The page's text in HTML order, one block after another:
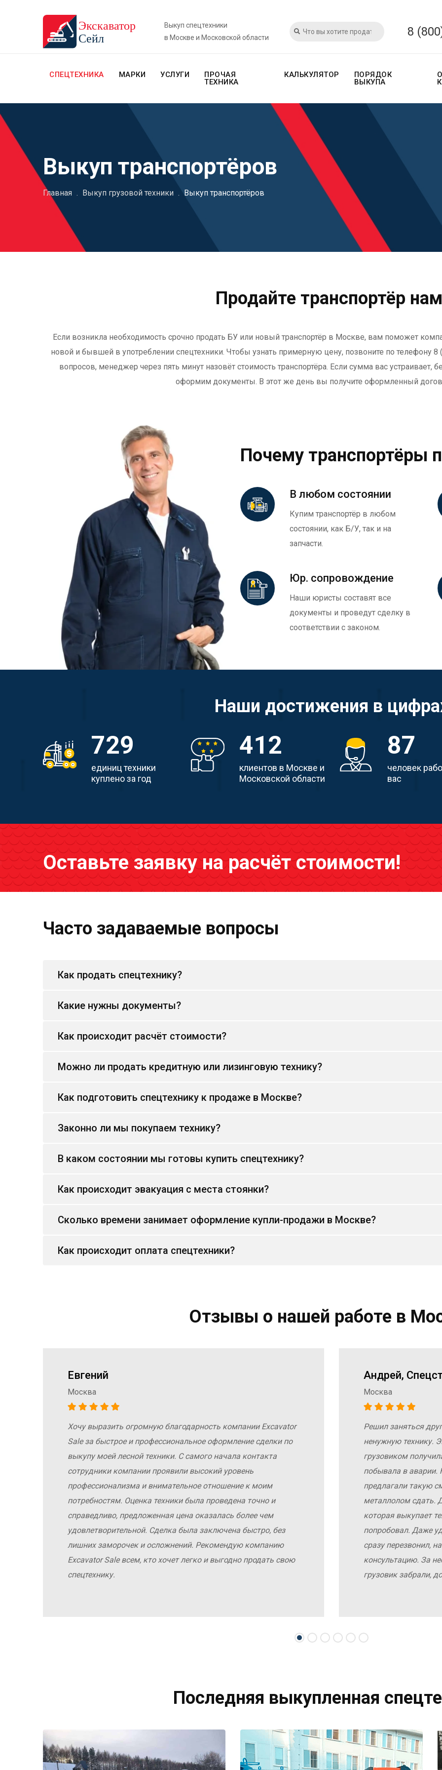
Выкуп спецтехники
в Москве и Московской области
8
СПЕЦТЕХНИКА МАРКИ УСЛУГИ
ПРОЧАЯ
ТЕХНИКА
КАЛЬКУЛЯТОР
ПОРЯДОК
ВЫКУПА
Выкуп транспортёров
Главная . Выкуп грузовой техники . Выкуп транспортёров
Продайте транспортёр
Если возникла необходимость срочно продать БУ или новый транспортёр в Москве, вам поможет
новой и бывшей в употреблении спецтехники. Чтобы узнать примерную цену, позвоните по телефону
вопросов, менеджер через пять минут назовёт стоимость транспортёра. Если сумма вас устраивает,
оформим документы. В этот же день вы получите оформленный
Почему транспортёры
В любом состоянии
Купим транспортёр в любом
состоянии, как Б/У, так и на
запчасти.
Юр. сопровождение
Наши юристы составят все
документы и проведут сделку в
соответствии с законом.
Наши достижения в
729
единиц техники
куплено за год
412
клиентов в Москве и
Московской области
87
человек
вас
Оставьте заявку на расчёт стоимости!
Часто задаваемые вопросы
Как продать спецтехнику?
Какие нужны документы?
Как происходит расчёт стоимости?
Можно ли продать кредитную или лизинговую технику?
Как подготовить спецтехнику к продаже в Москве?
Законно ли мы покупаем технику?
В каком состоянии мы готовы купить спецтехнику?
Как происходит эвакуация с места стоянки?
Сколько времени занимает оформление купли-продажи в Москве?
Как происходит оплата спецтехники?
Отзывы о нашей работе в
Евгений
Москва
Хочу выразить огромную благодарность компании Excavator
Sale за быстрое и профессиональное оформление сделки по
выкупу моей лесной техники. С самого начала контакта
сотрудники компании проявили высокий уровень
профессионализма и внимательное отношение к моим
потребностям. Оценка техники была проведена точно и
справедливо, предложенная цена оказалась более чем
удовлетворительной. Сделка была заключена быстро, без
лишних заморочек и осложнений. Рекомендую компанию
Excavator Sale всем, кто хочет легко и выгодно продать свою
спецтехнику.
Андрей,
Москва
Решил заняться
ненужную технику.
грузовиком
побывала в аварии.
предлагали такую
металлолом сдать.
которая выкупает
попробовал. Даже
сразу перезвонил,
консультацию. За
грузовик забрали,
Последняя выкупленная